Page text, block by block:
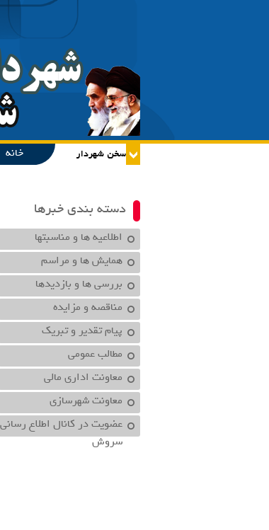
خانه
دسته بندی خبرها
اطلاعیه ها و مناسبتها
همایش ها و مراسم
بررسی ها و بازدیدها
مناقصه و مزایده
پیام تقدیر و تبریک
مطالب عمومی
معاونت اداري مالي
معاونت شهرسازي
عضویت در کانال اطلاع رسانی
سروش